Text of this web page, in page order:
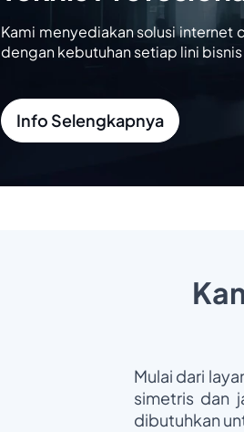
Kami menyediakan solusi internet
dengan kebutuhan setiap lini bisnis
Info Selengkapnya
Mulai dari
simetris dan
dibutuhkan